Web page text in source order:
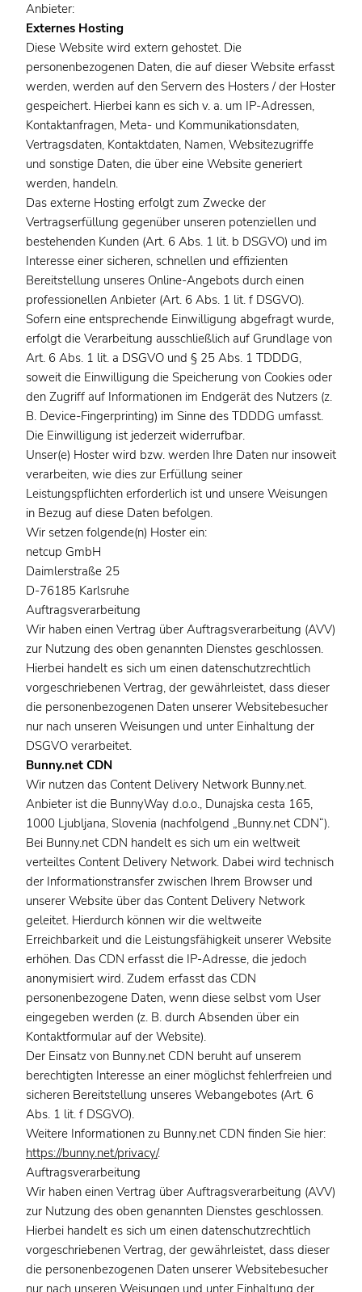
Anbieter:
Externes Hosting
Diese Website wird extern gehostet. Die
personenbezogenen Daten, die auf dieser Website erfasst
werden, werden auf den Servern des Hosters / der Hoster
gespeichert. Hierbei kann es sich v. a. um IP-Adressen,
Kontaktanfragen, Meta- und Kommunikationsdaten,
Vertragsdaten, Kontaktdaten, Namen, Websitezugriffe
und sonstige Daten, die über eine Website generiert
werden, handeln.
Das externe Hosting erfolgt zum Zwecke der
Vertragserfüllung gegenüber unseren potenziellen und
bestehenden Kunden (Art. 6 Abs. 1 lit. b DSGVO) und im
Interesse einer sicheren, schnellen und effizienten
Bereitstellung unseres Online-Angebots durch einen
professionellen Anbieter (Art. 6 Abs. 1 lit. f DSGVO).
Sofern eine entsprechende Einwilligung abgefragt wurde,
erfolgt die Verarbeitung ausschließlich auf Grundlage von
Art. 6 Abs. 1 lit. a DSGVO und § 25 Abs. 1 TDDDG,
soweit die Einwilligung die Speicherung von Cookies oder
den Zugriff auf Informationen im Endgerät des Nutzers (z.
B. Device-Fingerprinting) im Sinne des TDDDG umfasst.
Die Einwilligung ist jederzeit widerrufbar.
Unser(e) Hoster wird bzw. werden Ihre Daten nur insoweit
verarbeiten, wie dies zur Erfüllung seiner
Leistungspflichten erforderlich ist und unsere Weisungen
in Bezug auf diese Daten befolgen.
Wir setzen folgende(n) Hoster ein:
netcup GmbH
Daimlerstraße 25
D-76185 Karlsruhe
Auftragsverarbeitung
Wir haben einen Vertrag über Auftragsverarbeitung (AVV)
zur Nutzung des oben genannten Dienstes geschlossen.
Hierbei handelt es sich um einen datenschutzrechtlich
vorgeschriebenen Vertrag, der gewährleistet, dass dieser
die personenbezogenen Daten unserer Websitebesucher
nur nach unseren Weisungen und unter Einhaltung der
DSGVO verarbeitet.
Bunny.net CDN
Wir nutzen das Content Delivery Network Bunny.net.
Anbieter ist die BunnyWay d.o.o., Dunajska cesta 165,
1000 Ljubljana, Slovenia (nachfolgend „Bunny.net CDN“).
Bei Bunny.net CDN handelt es sich um ein weltweit
verteiltes Content Delivery Network. Dabei wird technisch
der Informationstransfer zwischen Ihrem Browser und
unserer Website über das Content Delivery Network
geleitet. Hierdurch können wir die weltweite
Erreichbarkeit und die Leistungsfähigkeit unserer Website
erhöhen. Das CDN erfasst die IP-Adresse, die jedoch
anonymisiert wird. Zudem erfasst das CDN
personenbezogene Daten, wenn diese selbst vom User
eingegeben werden (z. B. durch Absenden über ein
Kontaktformular auf der Website).
Der Einsatz von Bunny.net CDN beruht auf unserem
berechtigten Interesse an einer möglichst fehlerfreien und
sicheren Bereitstellung unseres Webangebotes (Art. 6
Abs. 1 lit. f DSGVO).
Weitere Informationen zu Bunny.net CDN finden Sie hier:
https://bunny.net/privacy/.
Auftragsverarbeitung
Wir haben einen Vertrag über Auftragsverarbeitung (AVV)
zur Nutzung des oben genannten Dienstes geschlossen.
Hierbei handelt es sich um einen datenschutzrechtlich
vorgeschriebenen Vertrag, der gewährleistet, dass dieser
die personenbezogenen Daten unserer Websitebesucher
nur nach unseren Weisungen und unter Einhaltung der